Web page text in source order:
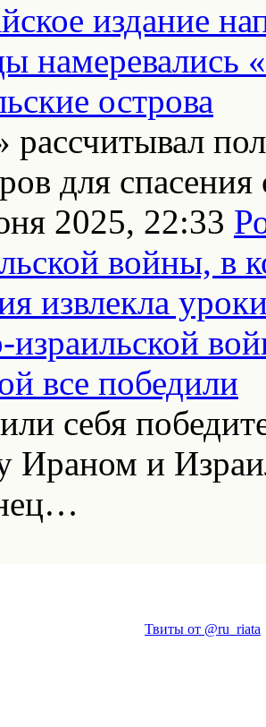
рассчитывал
для спасения
2025, 22:33
войны, в
себя
Ираном и
Твиты от @ru_riata